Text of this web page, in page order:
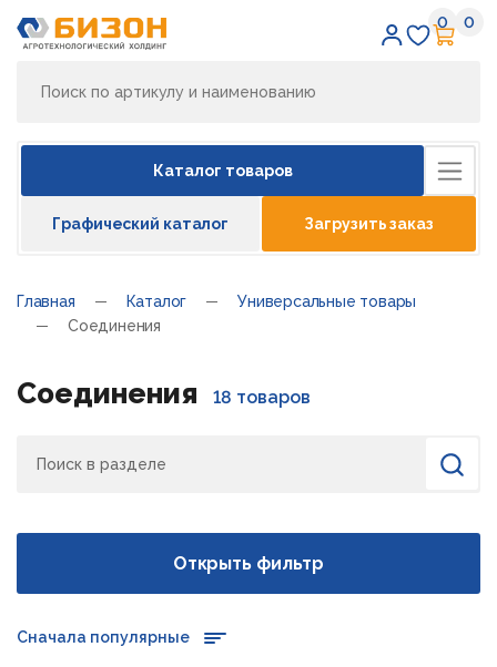
0 0
Каталог товаров
Графический каталог Загрузить заказ
Главная Каталог
Универсальные товары
Соединения
Соединения 18 товаров
Найти
Открыть фильтр
Сначала популярные